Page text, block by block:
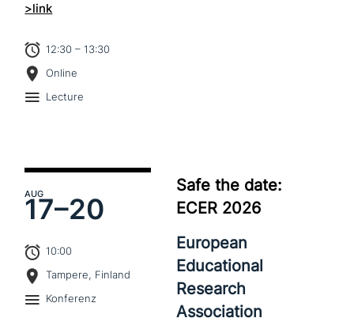
>link
12:30 – 13:30
Online
Lecture
AUG
17–20
10:00
Tampere, Finland
Konferenz
Safe the date:
ECER 2026
European
Educational
Research
Association